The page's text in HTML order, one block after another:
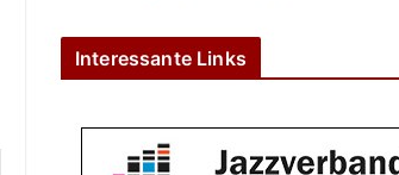
Interessante Links